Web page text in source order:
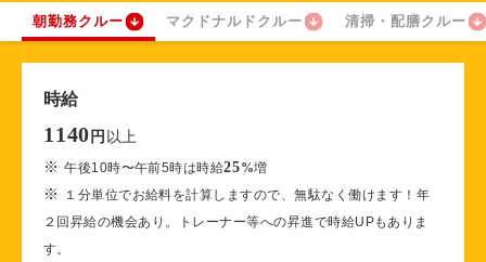
朝勤務クルー マクドナルドクルー 清掃・配膳クルー
時給
1140 円 以上
※午後10時〜午前5時は時給25%増
※
１分単位でお給料を計算しますので、無駄なく働けます！年
２回昇給の機会あり。トレーナー等への昇進で時給UPもありま
す。